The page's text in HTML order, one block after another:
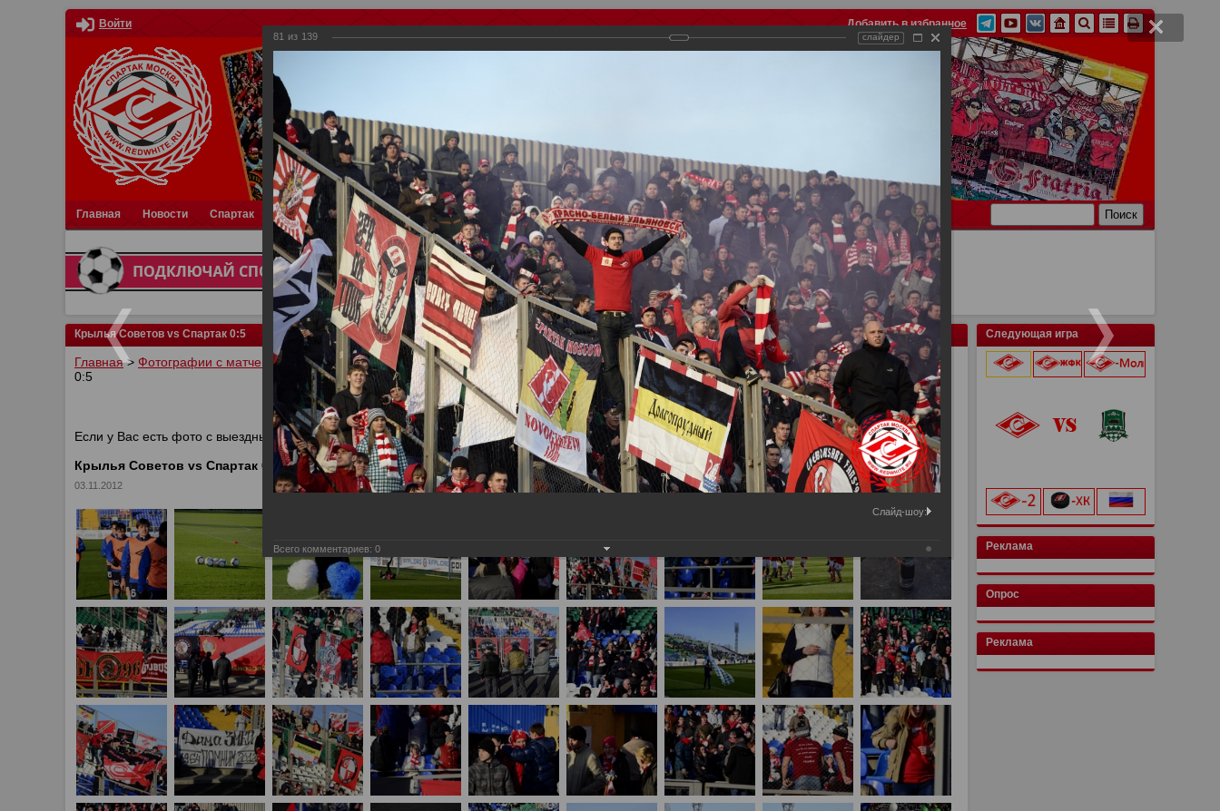
Войти Добавить в избранное
Главная Новости Спартак Турниры Фотки Отчеты Видео Фанату Стадионы О футболе КБ Форум Ссылки Связь
Крылья Советов vs Спартак 0:5
Главная> Фотографии с матчей Спартака, Сборной Росиии >Фотографии с выездных игр Спартака>Сезон 2012>Крылья Советов vs Спартак
0:5
Уважаемые посетители нашего сайта!
Если у Вас есть фото с выездных игр Спартака, высылайте нам на почту, мы обязательно разместим их в этом разделе.
Крылья Советов vs Спартак 0:5
03.11.2012
Следующая игра
Реклама
Опрос
Реклама
81 из 139 слайдер
Слайд-шоу:
Всего комментариев: 0